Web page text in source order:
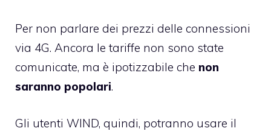
Per non parlare dei prezzi delle connessioni
via 4G. Ancora le tariffe non sono state
comunicate, ma è ipotizzabile che non
saranno popolari.
Gli utenti WIND, quindi, potranno usare il